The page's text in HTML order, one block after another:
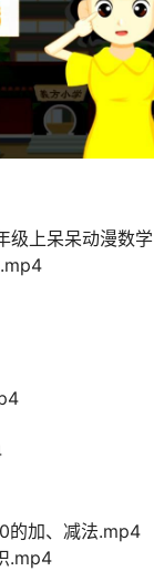
级上呆呆动漫数学
的加、减法.mp4
.mp4